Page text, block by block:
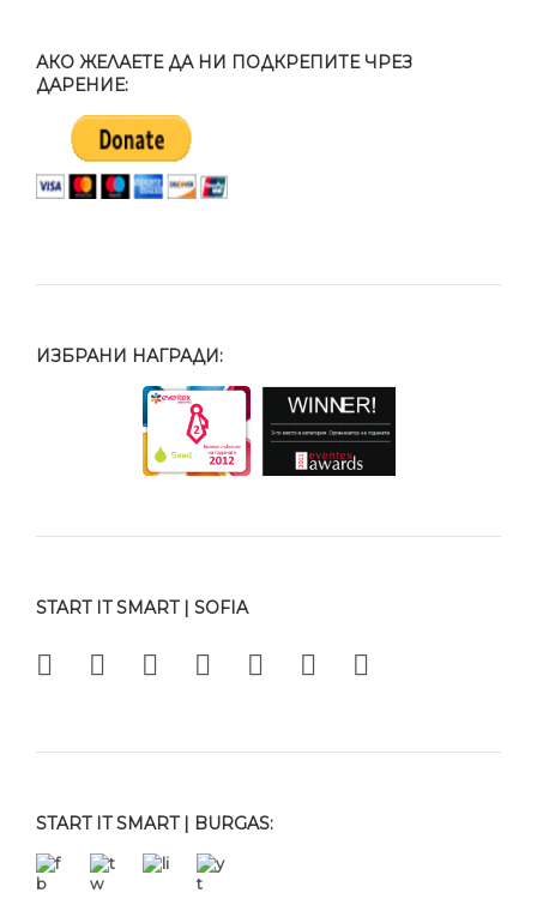
АКО ЖЕЛАЕТЕ ДА НИ ПОДКРЕПИТЕ ЧРЕЗ
ДАРЕНИЕ:
ИЗБРАНИ НАГРАДИ:
START IT SMART | SOFIA
START IT SMART | BURGAS: